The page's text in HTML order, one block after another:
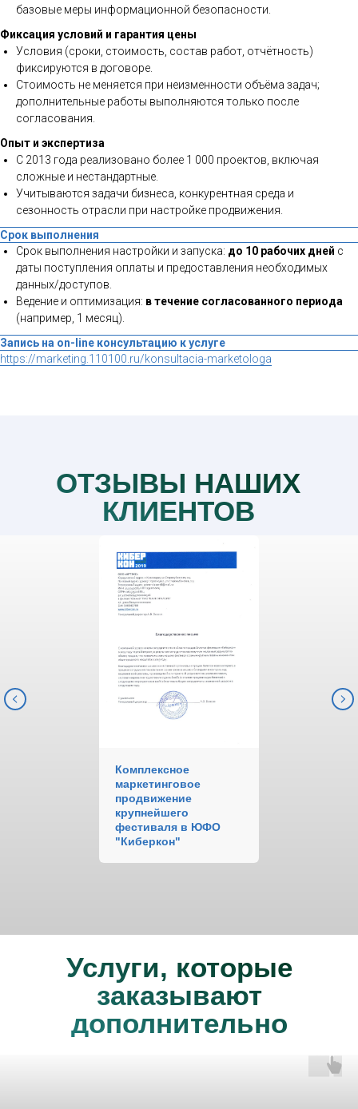
базовые меры информационной безопасности.
Фиксация условий и гарантия цены
Условия (сроки, стоимость, состав работ, отчётность)
фиксируются в договоре.
Стоимость не меняется при неизменности объёма задач;
дополнительные работы выполняются только после
согласования.
Опыт и экспертиза
С 2013 года реализовано более 1 000 проектов, включая
сложные и нестандартные.
Учитываются задачи бизнеса, конкурентная среда и
сезонность отрасли при настройке продвижения.
Срок выполнения
Срок выполнения настройки и запуска: до 10 рабочих дней с
даты поступления оплаты и предоставления необходимых
данных/доступов.
Ведение и оптимизация: в течение согласованного периода
(например, 1 месяц).
Запись на on-line консультацию к услуге
https://marketing.110100.ru/konsultacia-marketologa
ОТЗЫВЫ НАШИХ
КЛИЕНТОВ
Комплексное
маркетинговое
продвижение
крупнейшего
фестиваля в ЮФО
"Киберкон"
Услуги, которые
заказывают
дополнительно